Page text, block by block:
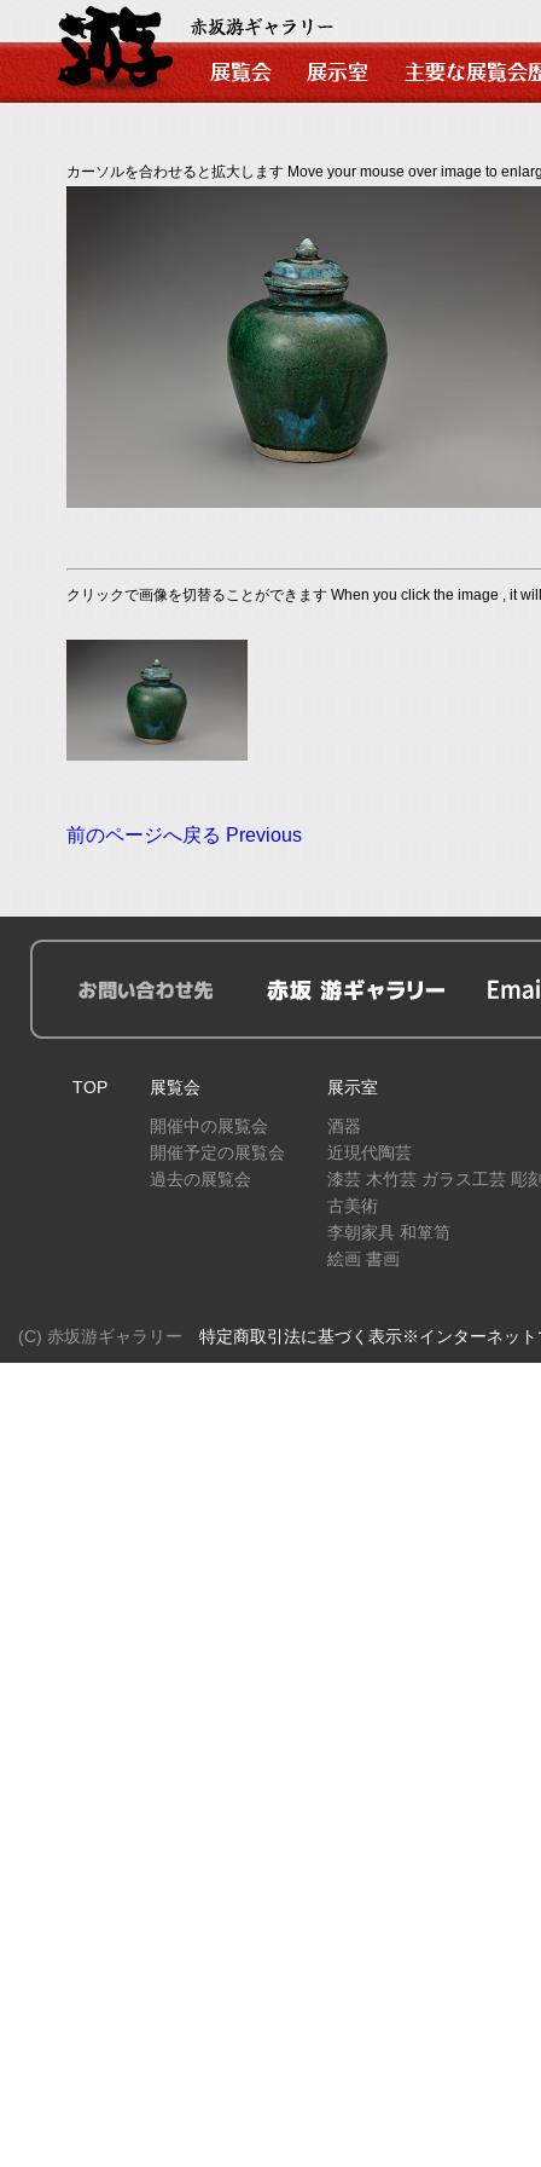
カーソルを合わせると拡大します Move your mouse over image to
クリックで画像を切替ることができます When you click the image , it
前のページへ戻る Previous
TOP
展覧会
開催中の展覧会
開催予定の展覧会
過去の展覧会
展示室
酒器
近現代陶芸
漆芸 木竹芸 ガラス工芸 彫
古美術
李朝家具 和箪笥
絵画 書画
(C) 赤坂游ギャラリー 特定商取引法に基づく表示※インターネッ